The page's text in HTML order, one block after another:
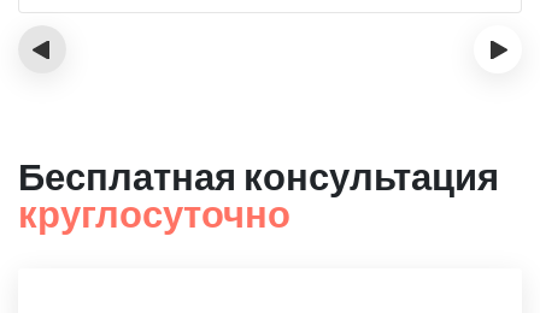
‹ ›
Бесплатная консультация
круглосуточно